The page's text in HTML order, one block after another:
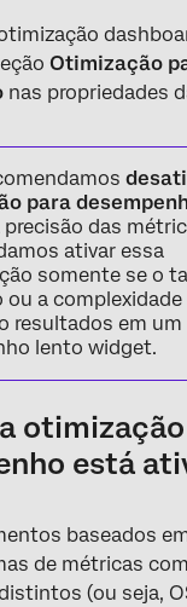
Otimização
nas propriedades
para
precisão das
ativar essa
somente se o
ou a complexidade
resultados em um
lento widget.
está
baseados
de métricas
(ou seja,